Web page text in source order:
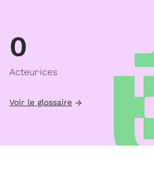
0
Acteur·ices
Voir le glossaire